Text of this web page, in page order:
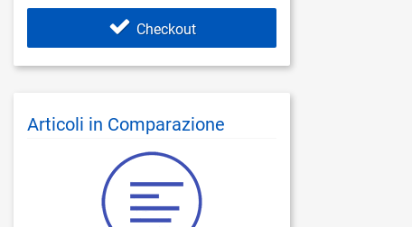
Checkout
Articoli in Comparazione